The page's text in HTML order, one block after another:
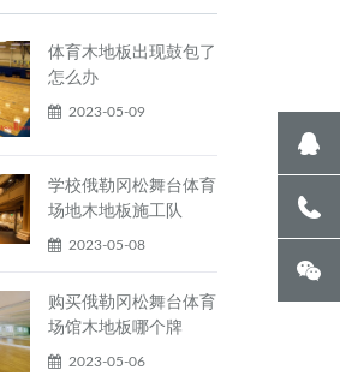
体育木地板出现鼓包了
怎么办
2023-05-09
学校俄勒冈松舞台体育
场地木地板施工队
2023-05-08
购买俄勒冈松舞台体育
场馆木地板哪个牌
2023-05-06